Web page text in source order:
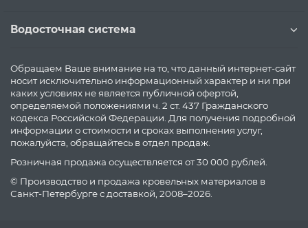
Водосточная система
Обращаем Ваше внимание на то, что данный интернет-сайт
носит исключительно информационный характер и ни при
каких условиях не является публичной офертой,
определяемой положениями ч. 2 ст. 437 Гражданского
кодекса Российской Федерации. Для получения подробной
информации о стоимости и сроках выполнения услуг,
пожалуйста, обращайтесь в отдел продаж.
Розничная продажа осуществляется от 30 000 рублей.
© Производство и продажа кровельных материалов в
Санкт-Петербурге с доставкой, 2008–2026.